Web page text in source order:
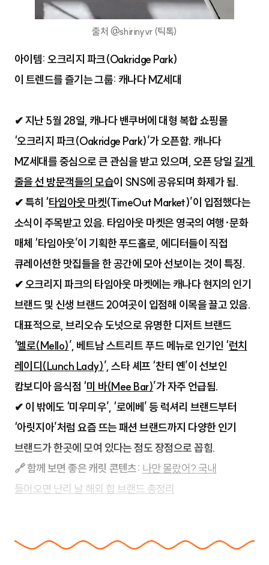
출처 @shirinyvr (틱톡)
아이템: 오크리지 파크(Oakridge Park)
이 트렌드를 즐기는 그룹: 캐나다 MZ세대
✔ 지난 5월 28일, 캐나다 밴쿠버에 대형 복합 쇼핑몰
‘오크리지 파크(Oakridge Park)’가 오픈함. 캐나다
MZ세대를 중심으로 큰 관심을 받고 있으며, 오픈 당일 길게
줄을 선 방문객들의 모습이 SNS에 공유되며 화제가 됨.
✔ 특히 ‘타임아웃 마켓(TimeOut Market)’이 입점했다는
소식이 주목받고 있음. 타임아웃 마켓은 영국의 여행·문화
매체 ‘타임아웃’이 기획한 푸드홀로, 에디터들이 직접
큐레이션한 맛집들을 한 공간에 모아 선보이는 것이 특징.
✔ 오크리지 파크의 타임아웃 마켓에는 캐나다 현지의 인기
브랜드 및 신생 브랜드 20여곳이 입점해 이목을 끌고 있음.
대표적으로, 브리오슈 도넛으로 유명한 디저트 브랜드
‘멜로(Mello)’, 베트남 스트리트 푸드 메뉴로 인기인 ‘런치
레이디(Lunch Lady)’, 스타 셰프 ‘찬티 옌’이 선보인
캄보디아 음식점 ‘미 바(Mee Bar)’가 자주 언급됨.
✔ 이 밖에도 ‘미우미우’, ‘로에베’ 등 럭셔리 브랜드부터
‘아릿지아’처럼 요즘 뜨는 패션 브랜드까지 다양한 인기
브랜드가 한곳에 모여 있다는 점도 장점으로 꼽힘.
🔗 함께 보면 좋은 캐릿 콘텐츠: 나만 몰랐어? 국내
들어오면 난리 날 해외 힙 브랜드 총정리